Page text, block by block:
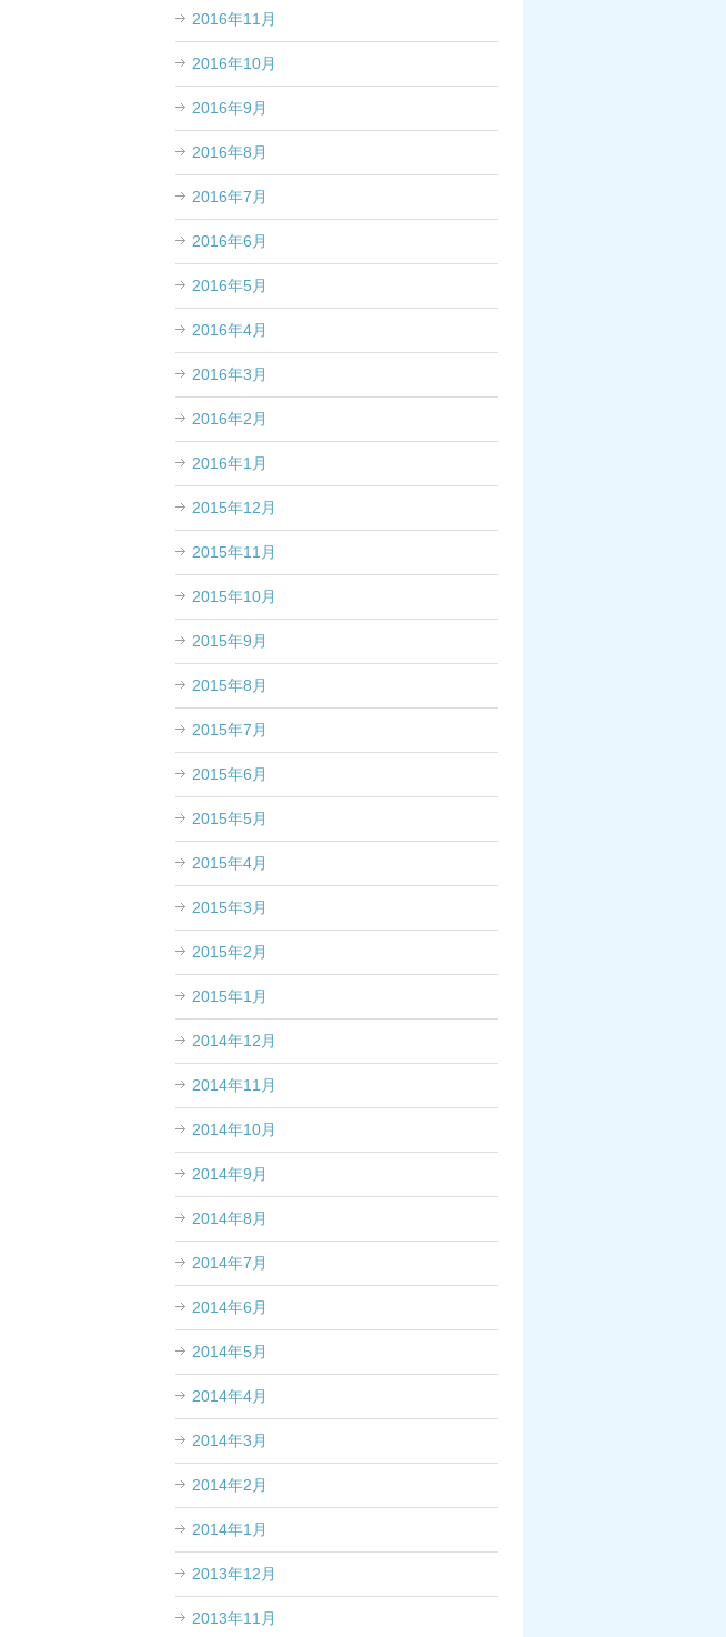
2016年11月
2016年10月
2016年9月
2016年8月
2016年7月
2016年6月
2016年5月
2016年4月
2016年3月
2016年2月
2016年1月
2015年12月
2015年11月
2015年10月
2015年9月
2015年8月
2015年7月
2015年6月
2015年5月
2015年4月
2015年3月
2015年2月
2015年1月
2014年12月
2014年11月
2014年10月
2014年9月
2014年8月
2014年7月
2014年6月
2014年5月
2014年4月
2014年3月
2014年2月
2014年1月
2013年12月
2013年11月